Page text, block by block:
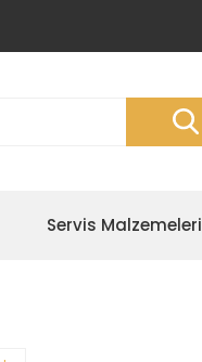
Servis Malzemeleri